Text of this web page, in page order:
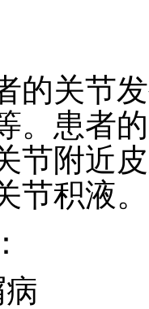
的关节
。患者
节附近
节积液。